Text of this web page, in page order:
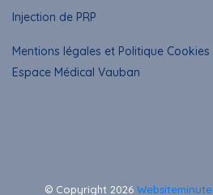
Injection de PRP
Mentions légales et Politique Cookies
Espace Médical Vauban
© Copyright 2026 Websiteminute